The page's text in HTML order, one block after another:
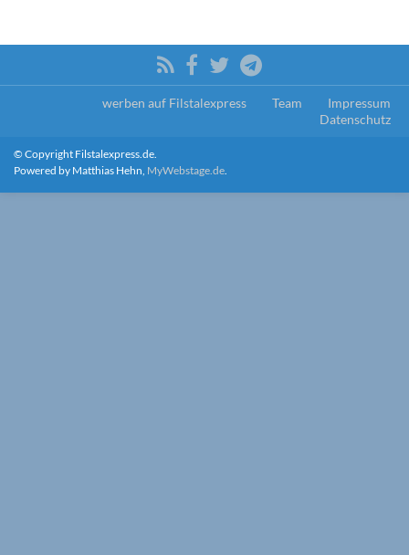
werben auf Filstalexpress Team
Impressum
Datenschutz
© Copyright Filstalexpress.de.
Powered by Matthias Hehn, MyWebstage.de